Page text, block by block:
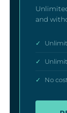
and
✓
✓
✓ No